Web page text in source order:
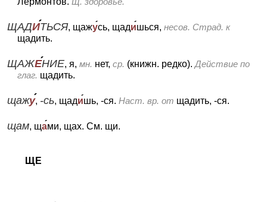
ЩАДИТЬСЯ, щажусь, щадишься, несов. Страд. к
щадить.
ЩАЖЕНИЕ, я, мн. нет, ср. (книжн. редко). Действие по
глаг. щадить.
щажу, -сь, щадишь, -ся. Наст. вр. от щадить, -ся.
щам, щами, щах. См. щи.
ЩЕ